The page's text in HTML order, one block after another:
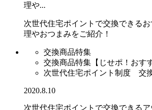
理や...
次世代住宅ポイントで交換できる
理やおつまみをご紹介！
交換商品特集
交換商品特集【じせポ！おす
次世代住宅ポイント制度 交
2020.8.10
次世代住宅ポイントで交換できる